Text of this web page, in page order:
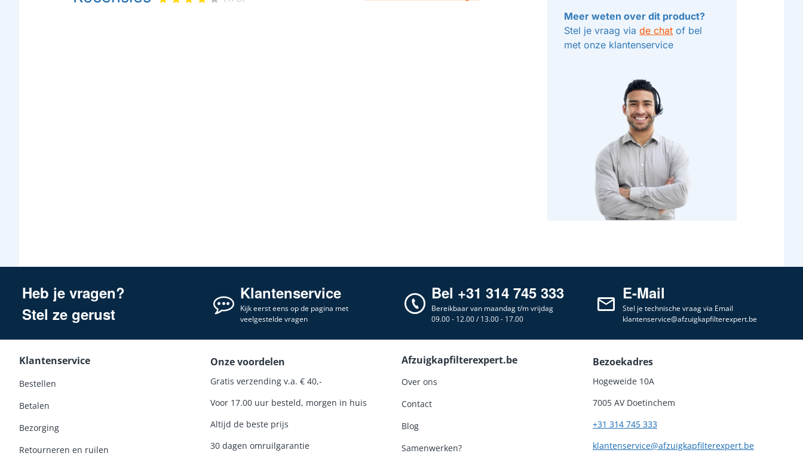
Meer weten over dit product?
Stel je vraag viade chat of bel
met onze klantenservice
Heb je vragen?
Stel ze gerust
Klantenservice
Kijk eerst eens op de pagina met
veelgestelde vragen
Bel +31 314 745 333
Bereikbaar van maandag t/m vrijdag
09.00 - 12.00 / 13.00 - 17.00
E-Mail
Stel je technische vraag via Email
klantenservice@afzuigkapfilterexpert.be
Klantenservice
Bestellen
Betalen
Bezorging
Retourneren en ruilen
Onze voordelen
Gratis verzending v.a. € 40,-
Voor 17.00 uur besteld, morgen in huis
Altijd de beste prijs
30 dagen omruilgarantie
Afzuigkapfilterexpert.be
Over ons
Contact
Blog
Samenwerken?
Bezoekadres
Hogeweide 10A
7005 AV Doetinchem
+31 314 745 333
klantenservice@afzuigkapfilterexpert.be